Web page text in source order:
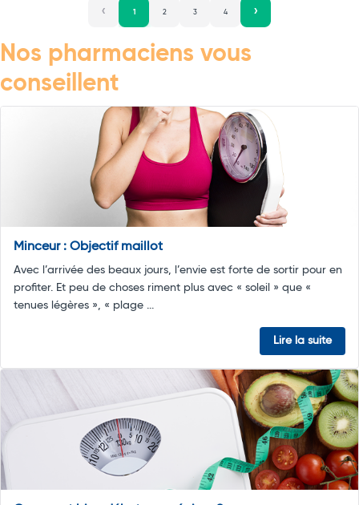
1 2 3 4
Nos pharmaciens vous
conseillent
Minceur : Objectif maillot
Avec l’arrivée des beaux jours, l’envie est forte de sortir pour en
profiter. Et peu de choses riment plus avec « soleil » que «
tenues légères », « plage ...
Lire la suite